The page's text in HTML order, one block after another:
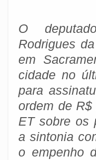
O
Rodrigues
em
cidade no
para
ordem de
ET sobre os
a sintonia
o empenho